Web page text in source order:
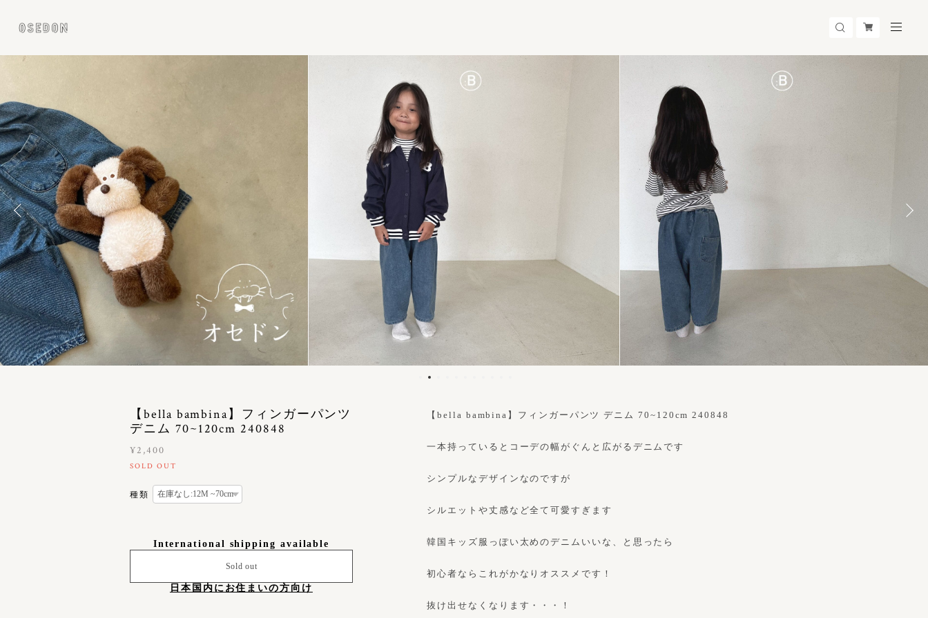
【bella bambina】フィンガーパンツ
デニム 70~120cm 240848
¥2,400
SOLD OUT
種類
International shipping available
Sold out
日本国内にお住まいの方向け
【bella bambina】フィンガーパンツ デニム 70~120cm 240848
一本持っているとコーデの幅がぐんと広がるデニムです
シンプルなデザインなのですが
シルエットや丈感など全て可愛すぎます
韓国キッズ服っぽい太めのデニムいいな、と思ったら
初心者ならこれがかなりオススメです！
抜け出せなくなります・・・！